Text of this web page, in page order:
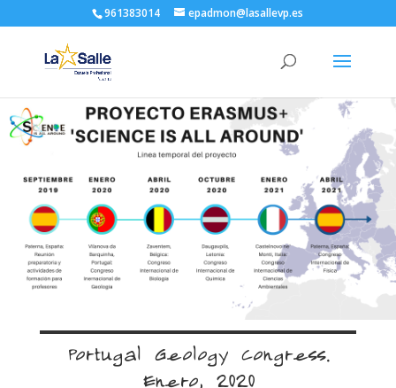
961383014 epadmon@lasallevp.es
Portugal Geology Congress.
Enero, 2020